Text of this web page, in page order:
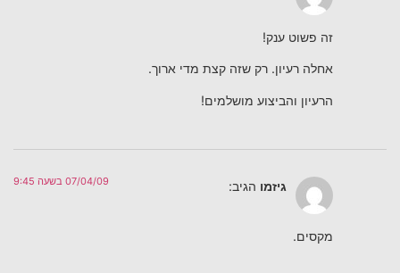
זה פשוט ענק!
אחלה רעיון. רק שזה קצת מדי ארוך.
הרעיון והביצוע מושלמים!
גיזמו הגיב: 07/04/09 בשעה 9:45
מקסים.